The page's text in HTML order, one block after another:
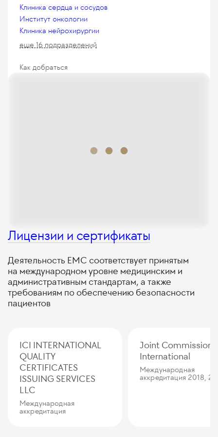
Клиника сердца и сосудов
Институт онкологии
Клиника нейрохирургии
еще 16 подразделений
Как добраться
Лицензии и сертификаты
Деятельность ЕМС соответствует принятым
на международном уровне медицинским и
административным стандартам, а также
требованиям по обеспечению безопасности
пациентов
ICI INTERNATIONAL
QUALITY
CERTIFICATES
ISSUING SERVICES
LLC
Международная
аккредитация
Joint Commission
International
Международная
аккредитация 2018,